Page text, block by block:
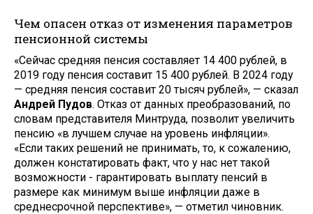
Чем опасен отказ от изменения параметров
пенсионной системы
«Сейчас средняя пенсия составляет 14 400 рублей, в
2019 году пенсия составит 15 400 рублей. В 2024 году
— средняя пенсия составит 20 тысяч рублей», — сказал
Андрей Пудов. Отказ от данных преобразований, по
словам представителя Минтруда, позволит увеличить
пенсию «в лучшем случае на уровень инфляции».
«Если таких решений не принимать, то, к сожалению,
должен констатировать факт, что у нас нет такой
возможности - гарантировать выплату пенсий в
размере как минимум выше инфляции даже в
среднесрочной перспективе», — отметил чиновник.